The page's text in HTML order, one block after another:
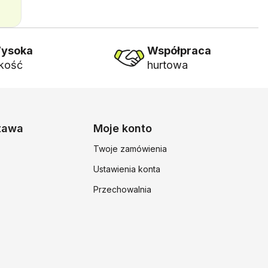
Współpraca
hurtowa
Moje konto
Twoje zamówienia
Ustawienia konta
Przechowalnia